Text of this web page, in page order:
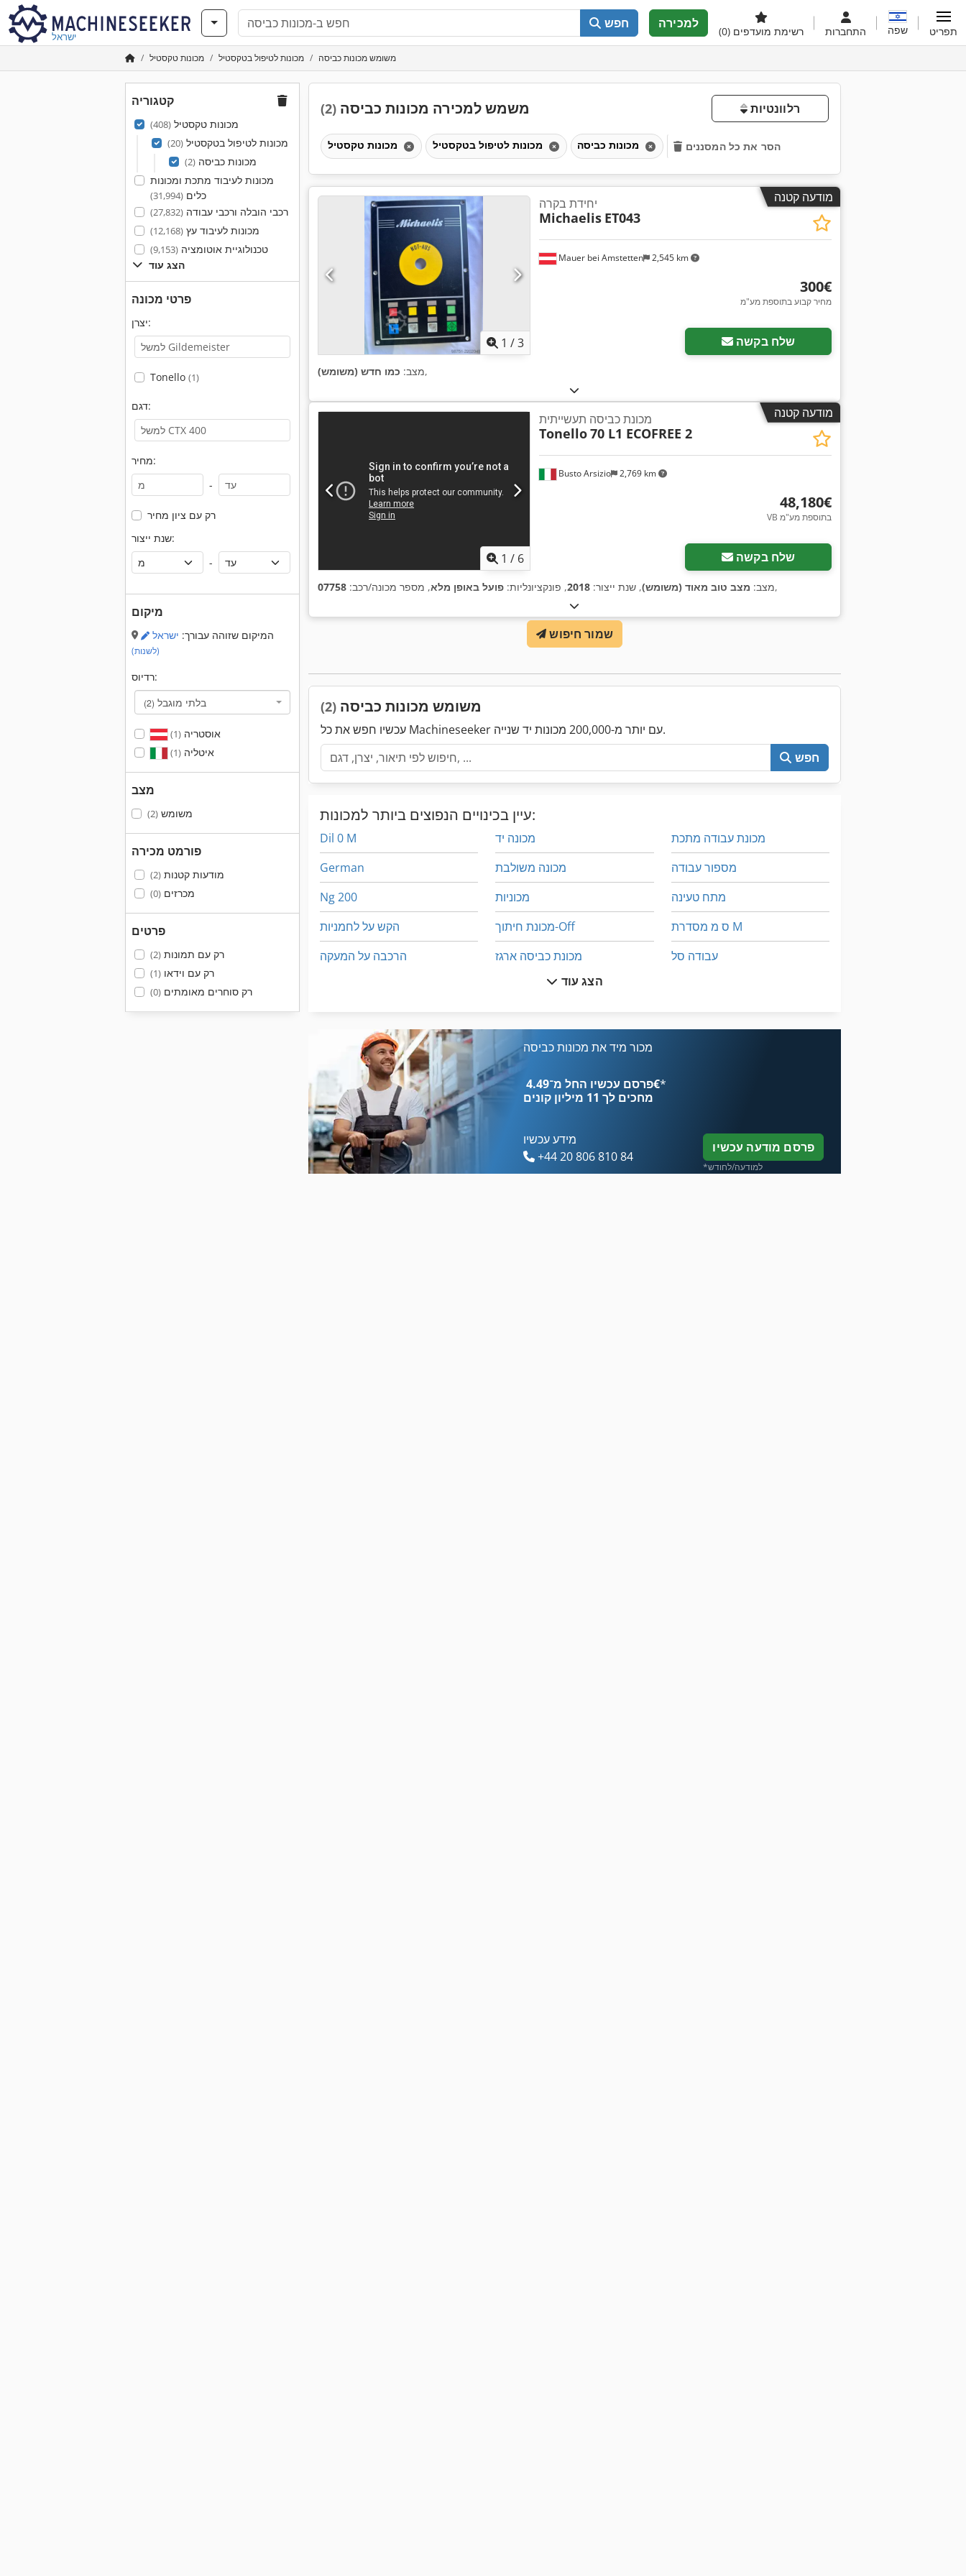
ישראל
חפש למכירה
רשימת מועדפים (0) התחברות שפה תפריט
מכונות טקסטיל מכונות לטיפול בטקסטיל משומש מכונות כביסה
קטגוריה
מכונות טקסטיל(408)
מכונות לטיפול בטקסטיל(20)
מכונות כביסה(2)
מכונות לעיבוד מתכת ומכונות
כלים(31,994)
רכבי הובלה ורכבי עבודה(27,832)
מכונות לעיבוד עץ(12,168)
טכנולוגיית אוטומציה(9,153)
הצג עוד
פרטי מכונה
יצרן:
Tonello (1)
דגם:
מחיר:
-
רק עם ציון מחיר
שנת ייצור:
-
מיקום
המיקום שזוהה עבורך: ישראל
(לשנות)
רדיוס:
בלתי מוגבל (2)
אוסטריה(1)
איטליה(1)
מצב
משומש(2)
פורמט מכירה
מודעות קטנות(2)
מכרזים(0)
פרטים
רק עם תמונות(2)
רק עם וידאו(1)
רק סוחרים מאומתים(0)
משמש למכירה מכונות כביסה (2) רלוונטיות
הסר את כל המסננים
מודעה קטנה
1 /3
Mauer bei Amstetten 2,545 km
יחידת בקרה
Michaelis ET043
‏300 ‏€
מחיר קבוע בתוספת מע"מ
שלח בקשה
מצב: כמו חדש (משומש) ,
מודעה קטנה
1 / 6
Busto Arsizio 2,769 km
מכונת כביסה תעשייתית
Tonello70 L1 ECOFREE 2
‏48,180 ‏€
VB בתוספת מע"מ
שלח בקשה
מצב: מצב טוב מאוד (משומש), שנת ייצור: 2018, פונקציונליות: פועל באופן מלא, מספר מכונה/רכב: 07758 ,
שמור חיפוש
משומש מכונות כביסה (2)
עכשיו חפש את כל Machineseeker עם יותר מ-200,000 מכונות יד שנייה.
חפש
עיין בכינויים הנפוצים ביותר למכונות:
Dil 0 M
German
Ng 200
הקש על לחמניות
הרכבה על המעקה
לחץ על מסגרת
מכונה זילוף
מכונה יד
מכונה משולבת
מכוניות
מכונת חיתוך-Off
מכונת כביסה ארגז
מכונת לישה של בצק
מכונת עבודה מתכת
מספור עבודה
מתח טעינה
ס מ מסדרת M
עבודה סל
הצג עוד
מכור מיד את מכונות כביסה
פרסם עכשיו החל מ־‏4.49 ‏€*
מחכים לך 11 מיליון קונים
מידע עכשיו
+44 20 806 810 84
פרסם מודעה עכשיו
*למודעה/לחודש